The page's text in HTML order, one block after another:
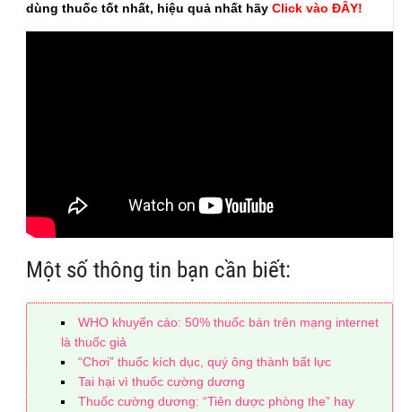
dùng thuốc tốt nhất, hiệu quả nhất hãyClick vào ĐÂY!
Một số thông tin bạn cần biết:
WHO khuyến cáo: 50% thuốc bán trên mạng internet
là thuốc giả
“Chơi” thuốc kích dục, quý ông thành bất lực
Tai hại vì thuốc cường dương
Thuốc cường dương: “Tiên dược phòng the” hay